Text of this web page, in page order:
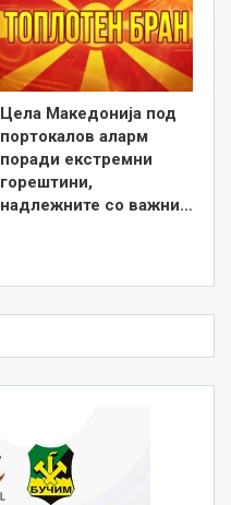
Цела Македонија под
портокалов аларм
поради екстремни
горештини,
надлежните со важни…